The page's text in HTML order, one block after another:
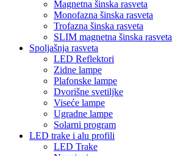
Magnetna šinska rasveta
Monofazna šinska rasveta
Trofazna šinska rasveta
SLIM magnetna šinska rasveta
Spoljašnja rasveta
LED Reflektori
Zidne lampe
Plafonske lampe
Dvorišne svetiljke
Viseće lampe
Ugradne lampe
Solarni program
LED trake i alu profili
LED Trake